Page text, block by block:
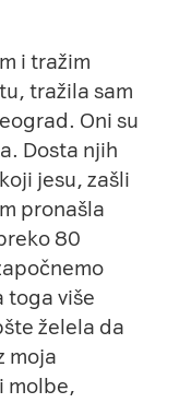
i tražim
tražila sam
Oni su
Dosta njih
jesu, zašli
pronašla
80
toga više
želela da
moja
molbe,